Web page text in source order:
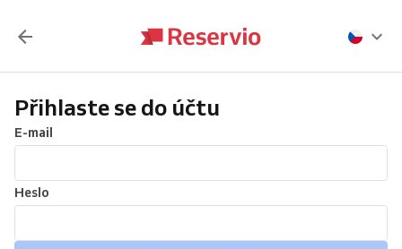
Přihlaste se do účtu
E-mail
Heslo